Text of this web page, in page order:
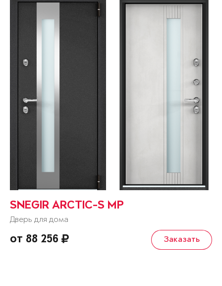
SNEGIR ARCTIC-S MP
Дверь для дома
от 88 256 Заказать